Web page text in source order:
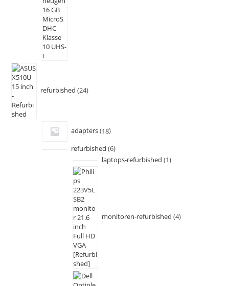
refurbished 24
adapters 18
refurbished 6
laptops-refurbished 1
monitoren-refurbished 4